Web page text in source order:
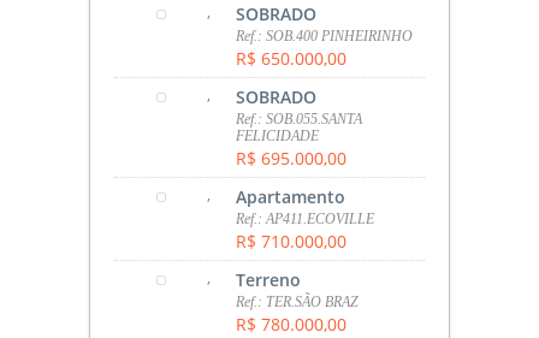
, SOBRADO
Ref.: SOB.400 PINHEIRINHO
R$ 650.000,00
, SOBRADO
Ref.: SOB.055.SANTA
FELICIDADE
R$ 695.000,00
, Apartamento
Ref.: AP411.ECOVILLE
R$ 710.000,00
, Terreno
Ref.: TER.SÃO BRAZ
R$ 780.000,00